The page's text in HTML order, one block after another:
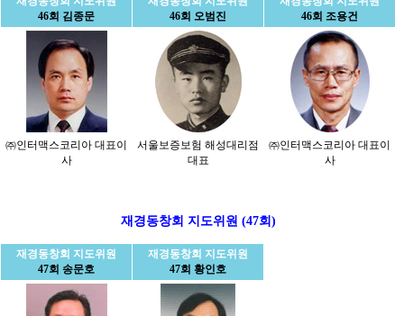
46회 김종문
46회 오범진
46회 조용건
㈜인터맥스코리아 대표이
사
서울보증보험 해성대리점
대표
㈜인터맥스코리아 대표이
사
재경동창회 지도위원 (47회)
재경동창회 지도위원
47회 송문호
재경동창회 지도위원
47회 황인호